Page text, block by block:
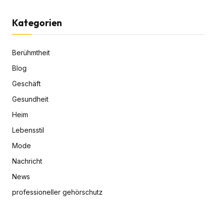
Kategorien
Berühmtheit
Blog
Geschäft
Gesundheit
Heim
Lebensstil
Mode
Nachricht
News
professioneller gehörschutz